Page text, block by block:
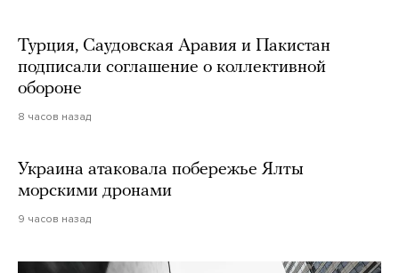
Турция, Саудовская Аравия и Пакистан
подписали соглашение о коллективной
обороне
8 часов назад
Украина атаковала побережье Ялты
морскими дронами
9 часов назад